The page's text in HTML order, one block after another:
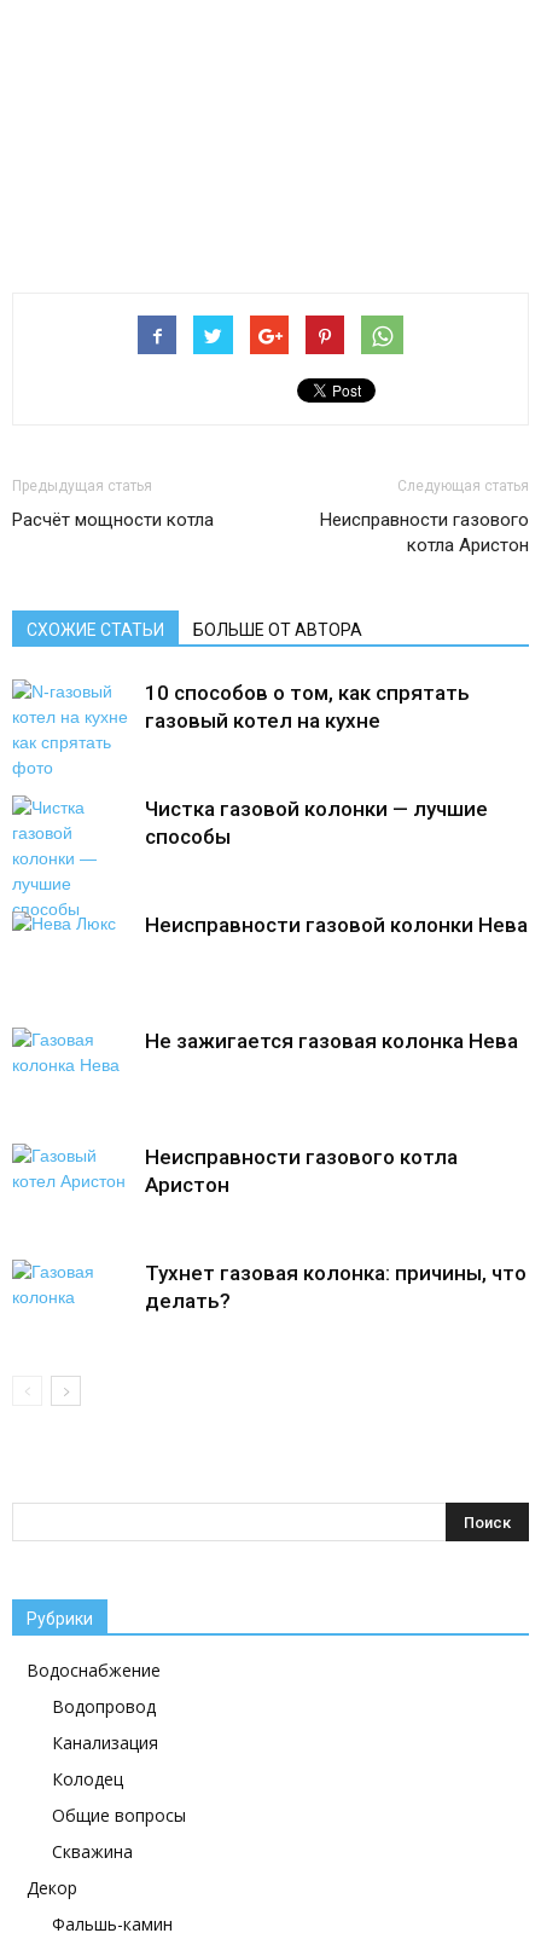
Предыдущая статья
Расчёт мощности котла
Следующая статья
Неисправности газового
котла Аристон
СХОЖИЕ СТАТЬИ БОЛЬШЕ ОТ АВТОРА
10 способов о том, как спрятать
газовый котел на кухне
Чистка газовой колонки — лучшие
способы
Неисправности газовой колонки Нева
Не зажигается газовая колонка Нева
Неисправности газового котла
Аристон
Тухнет газовая колонка: причины, что
делать?
Рубрики
Водоснабжение
Водопровод
Канализация
Колодец
Общие вопросы
Скважина
Декор
Фальшь-камин